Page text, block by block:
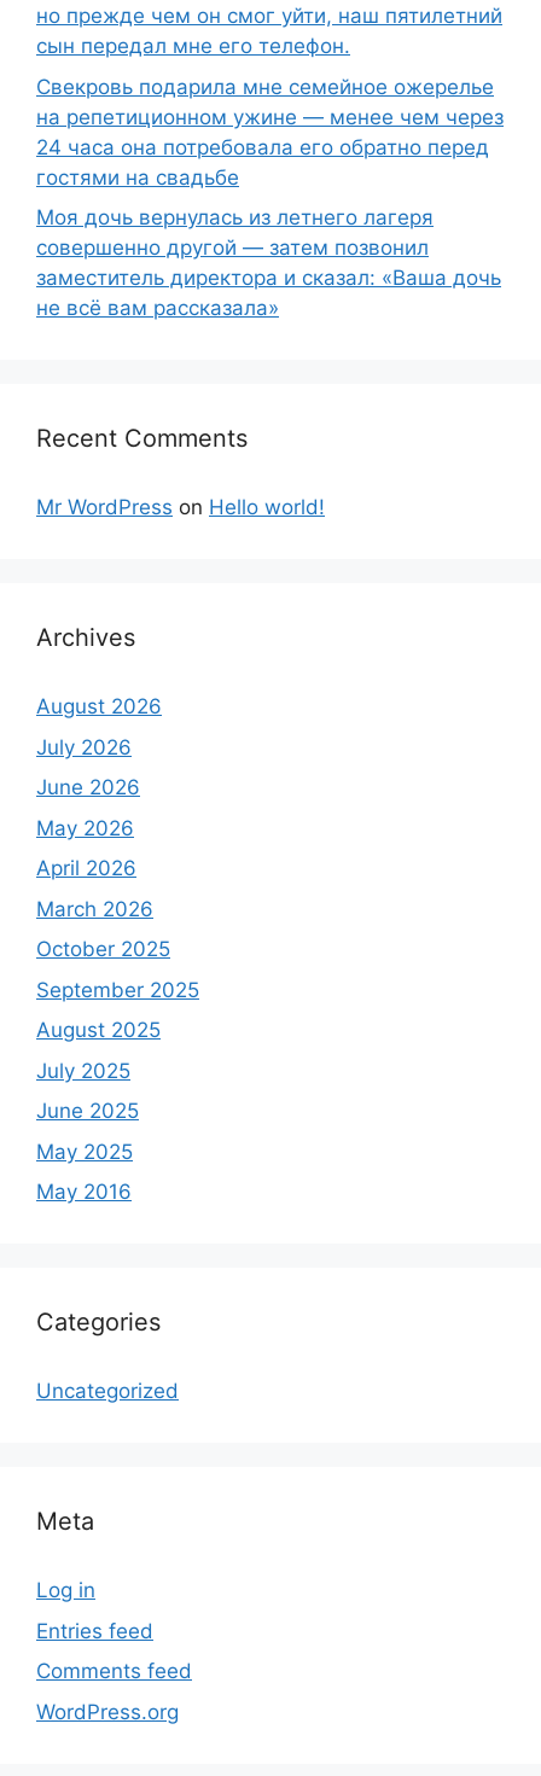
но прежде чем он смог уйти, наш пятилетний
сын передал мне его телефон.
Свекровь подарила мне семейное ожерелье
на репетиционном ужине — менее чем через
24 часа она потребовала его обратно перед
гостями на свадьбе
Моя дочь вернулась из летнего лагеря
совершенно другой — затем позвонил
заместитель директора и сказал: «Ваша дочь
не всё вам рассказала»
Recent Comments
Mr WordPress on Hello world!
Archives
August 2026
July 2026
June 2026
May 2026
April 2026
March 2026
October 2025
September 2025
August 2025
July 2025
June 2025
May 2025
May 2016
Categories
Uncategorized
Meta
Log in
Entries feed
Comments feed
WordPress.org